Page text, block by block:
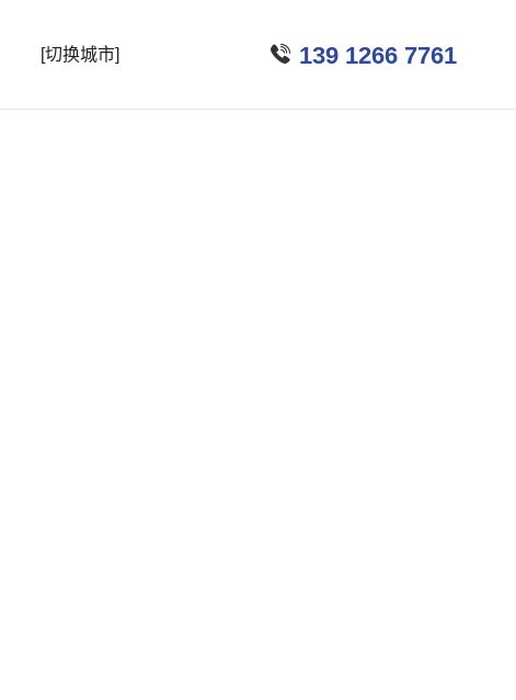
[切换城市]  139 1266 7761